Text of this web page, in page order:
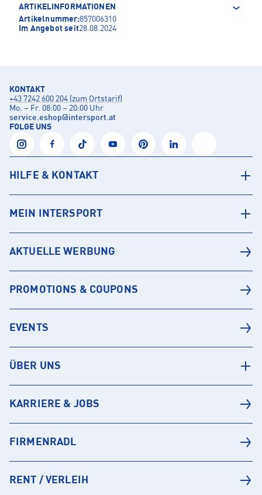
ARTIKELINFORMATIONEN
Artikelnummer:857006310
Im Angebot seit28.08.2024
KONTAKT
+43 7242 600 204 (zum Ortstarif)
Mo. – Fr. 08:00 – 20:00 Uhr
service.eshop@intersport.at
FOLGE UNS
HILFE & KONTAKT
MEIN INTERSPORT
AKTUELLE WERBUNG
PROMOTIONS & COUPONS
EVENTS
ÜBER UNS
KARRIERE & JOBS
FIRMENRADL
RENT / VERLEIH